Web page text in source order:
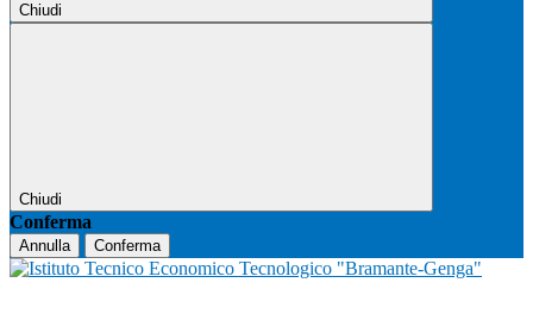
Chiudi
Chiudi
Conferma
Annulla Conferma